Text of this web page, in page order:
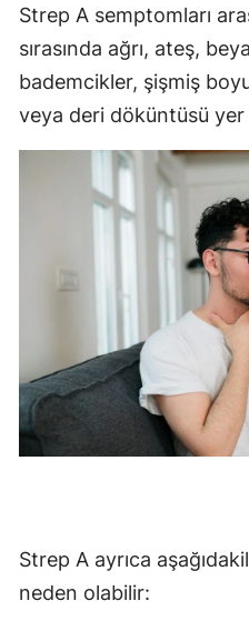
Strep A semptomları
sırasında ağrı, ateş,
bademcikler, şişmiş
veya deri döküntüsü yer
Strep A ayrıca
neden olabilir: